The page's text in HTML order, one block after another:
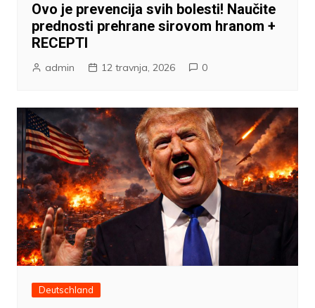
Ovo je prevencija svih bolesti! Naučite
prednosti prehrane sirovom hranom +
RECEPTI
admin 12 travnja, 2026 0
Deutschland